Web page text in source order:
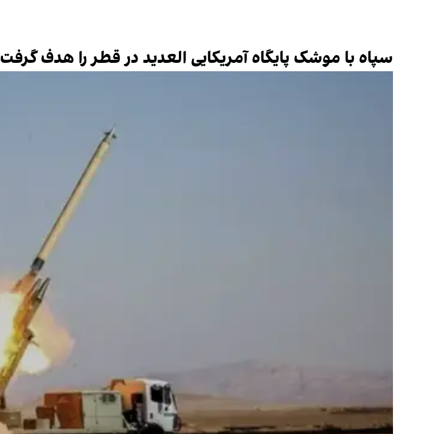
سپاه با موشک پایگاه آمریکایی العدید در قطر را هدف گرفت